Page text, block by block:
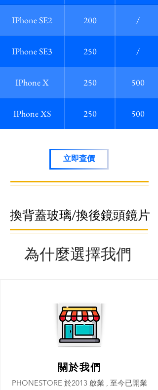
IPhone SE2 200 /
IPhone SE3 250 /
IPhone X 250 500
IPhone XS 250 500
立即查價
換背蓋玻璃/換後鏡頭鏡片
為什麼選擇我們
關於我們
PHONESTORE 於2013 啟業 , 至今已開業